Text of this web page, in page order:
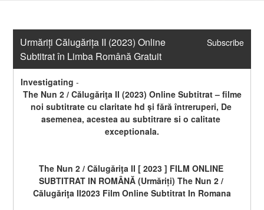
Urmăriți Călugărița II (2023) Online
Subtitrat în Limba Română Gratuit
Subscribe
Investigating -
The Nun 2 / Călugăriţa II (2023) Online Subtitrat – filme
noi subtitrate cu claritate hd și fără întreruperi, De
asemenea, acestea au subtitrare si o calitate
exceptionala.
The Nun 2 / Călugăriţa II [ 2023 ] FILM ONLINE
SUBTITRAT IN ROMÂNĂ (Urmăriți) The Nun 2 /
Călugăriţa II2023 Film Online Subtitrat In Romana